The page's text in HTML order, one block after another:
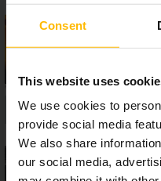
Consent
This website uses
We use cookies to
provide social media
We also share
our social media,